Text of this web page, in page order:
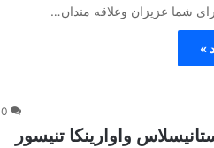
برای شما عزیزان وعلاقه مندان…
»
0
واوارینکا تنیسور